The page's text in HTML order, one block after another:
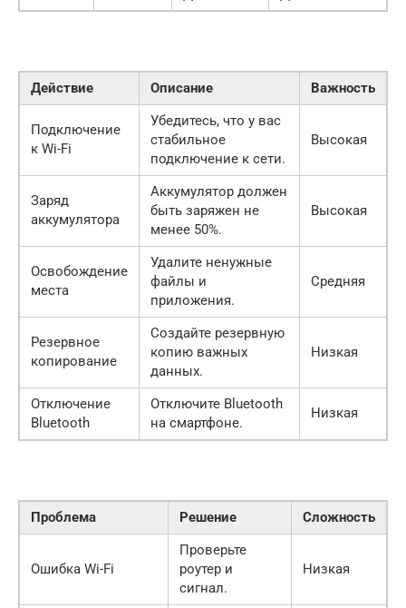
Действие Описание Важность
Подключение
к Wi-Fi
Убедитесь, что у вас
стабильное
подключение к сети.
Высокая
Заряд
аккумулятора
Аккумулятор должен
быть заряжен не
менее 50%.
Высокая
Освобождение
места
Удалите ненужные
файлы и
приложения.
Средняя
Резервное
копирование
Создайте резервную
копию важных
данных.
Низкая
Отключение
Bluetooth
Отключите Bluetooth
на смартфоне.
Низкая
Проблема Решение Сложность
Ошибка Wi-Fi
Проверьте
роутер и
сигнал.
Низкая